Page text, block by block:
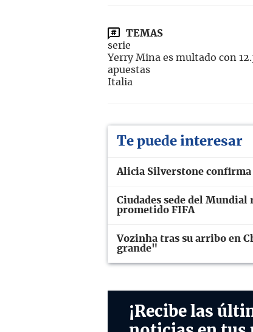
TEMAS
serie
Yerry Mina es multado con
apuestas
Italia
Te puede interesar
Alicia Silverstone confirma
Ciudades sede del
prometido FIFA
Vozinha tras su arribo en
grande"
¡Recibe las